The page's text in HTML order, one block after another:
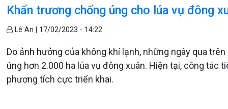
Khẩn trương chống úng cho lúa vụ đông
Lê An | 17/02/2023 - 14:22
Do ảnh hưởng của không khí lạnh, những ngày qua
úng hơn 2.000 ha lúa vụ đông xuân. Hiện tại, công tác
phương tích cực triển khai.